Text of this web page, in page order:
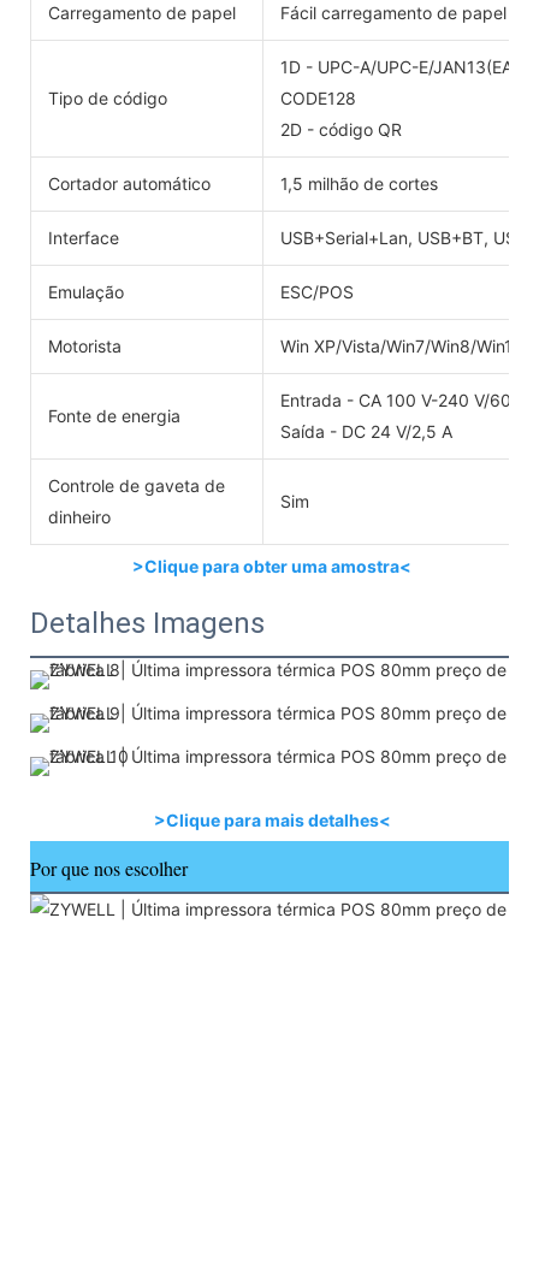
Carregamento de papel Fácil carregamento de papel
Tipo de código
1D - UPC-A/UPC-E/
CODE128
2D - código QR
Cortador automático 1,5 milhão de cortes
Interface USB+Serial+Lan, USB+BT,
Emulação ESC/POS
Motorista Win XP/Vista/Win7/Win8/Win10/
Fonte de energia
Entrada - CA 100 V-240 V/60 Hz
Saída - DC 24 V/2,5 A
Controle de gaveta de
dinheiro
Sim
>Clique para obter uma amostra<
Detalhes Imagens
>Clique para mais detalhes<
Por que nos escolher